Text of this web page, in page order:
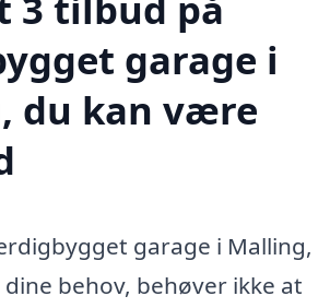
garage i
du kan være
garage i Malling,
behov, behøver ikke at